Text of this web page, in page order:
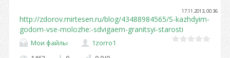
17.11.2013, 00:36
http://zdorov.mirtesen.ru/blog/43488984565/S-kazhdyim-
godom-vse-molozhe:-sdvigaem-granitsyi-starosti
Мои файлы
1zorro1